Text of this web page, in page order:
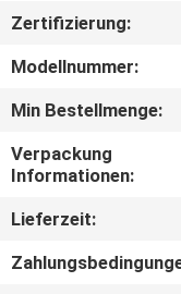
SIE
UNS
Zertifizierung:
Modellnummer:
Min Bestellmenge:
Verpackung
Informationen:
Lieferzeit: